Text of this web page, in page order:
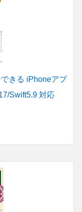
きる iPhoneアプ
Swift5.9 対応